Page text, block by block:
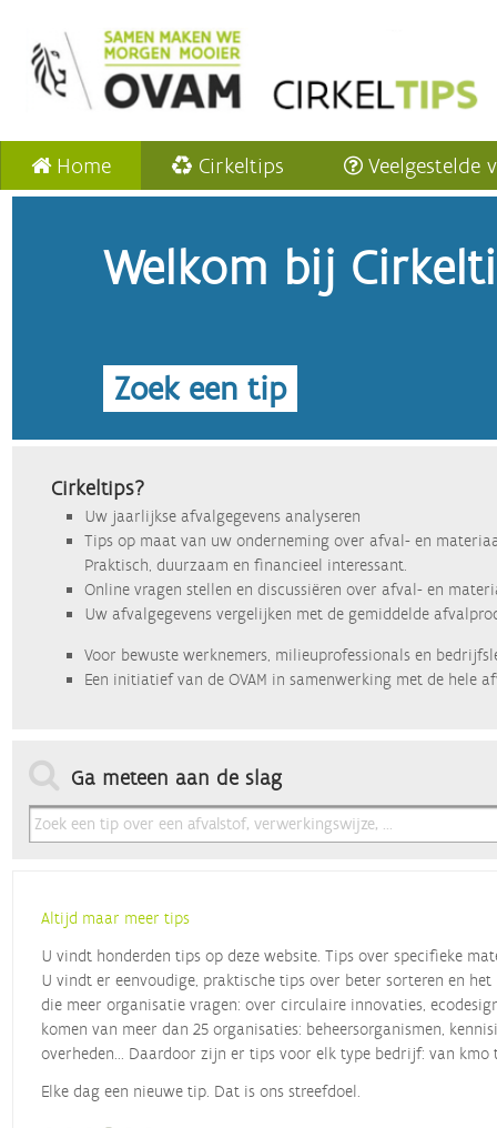
Home Cirkeltips Veelgestelde
Welkom bij
Zoek een tip
Cirkeltips?
Uw jaarlijkse afvalgegevens analyseren
Tips op maat van uw onderneming over afval- en
Praktisch, duurzaam en financieel interessant.
Online vragen stellen en discussiëren over afval- en
Uw afvalgegevens vergelijken met de gemiddelde
Voor bewuste werknemers, milieuprofessionals en
Een initiatief van de OVAM in samenwerking met de hele
Ga meteen aan de slag
Altijd maar meer tips
U vindt honderden tips op deze website. Tips over specifieke
U vindt er eenvoudige, praktische tips over beter sorteren en
die meer organisatie vragen: over circulaire innovaties,
komen van meer dan 25 organisaties: beheersorganismen,
overheden... Daardoor zijn er tips voor elk type bedrijf: van
Elke dag een nieuwe tip. Dat is ons streefdoel.